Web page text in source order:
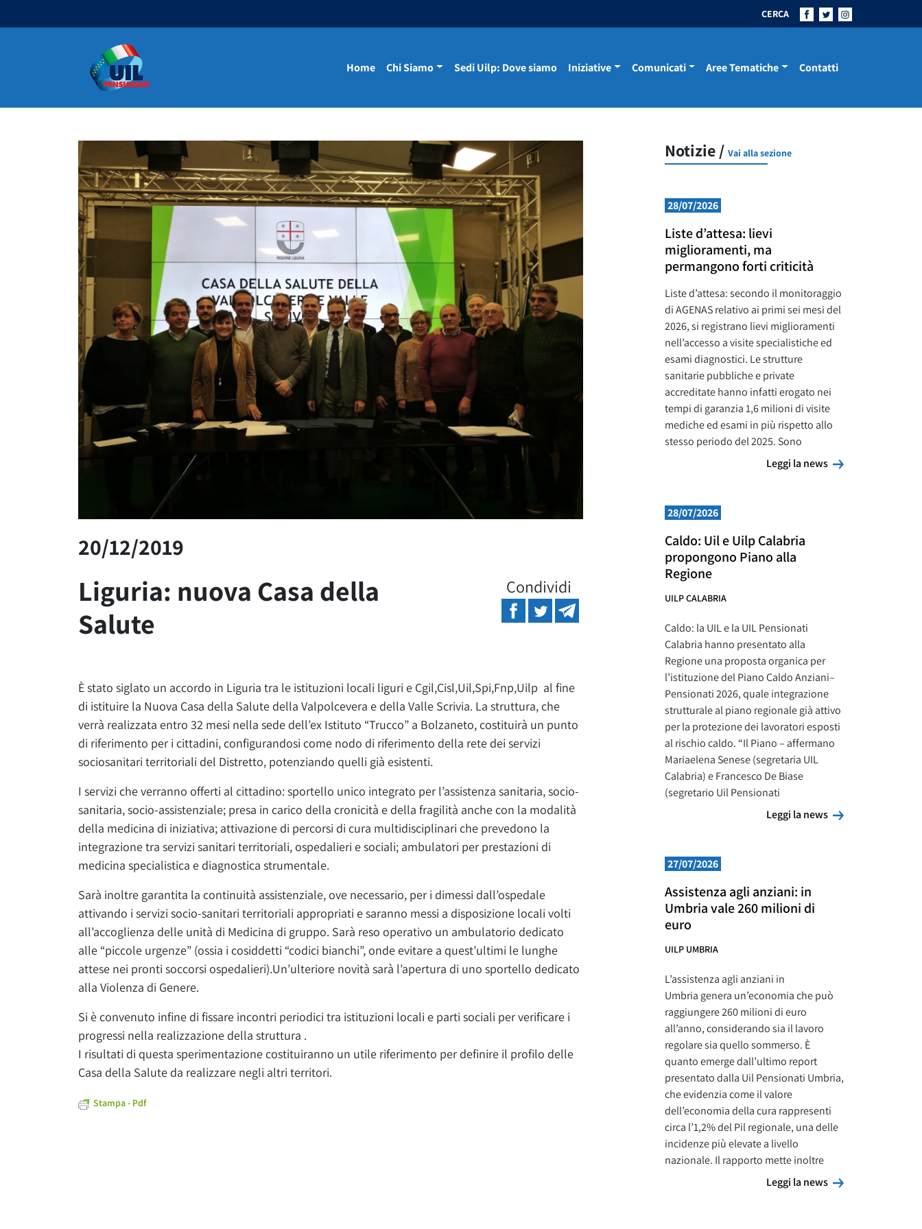
CERCA
Navigazione principale Home Chi Siamo Sedi Uilp: Dove siamo Iniziative Comunicati Aree Tematiche Contatti
20/12/2019
Liguria: nuova Casa della
Salute
Condividi
È stato siglato un accordo in Liguria tra le istituzioni locali liguri e Cgil,Cisl,Uil,Spi,Fnp,Uilp al fine
di istituire la Nuova Casa della Salute della Valpolcevera e della Valle Scrivia. La struttura, che
verrà realizzata entro 32 mesi nella sede dell’ex Istituto “Trucco” a Bolzaneto, costituirà un punto
di riferimento per i cittadini, configurandosi come nodo di riferimento della rete dei servizi
sociosanitari territoriali del Distretto, potenziando quelli già esistenti.
I servizi che verranno offerti al cittadino: sportello unico integrato per l’assistenza sanitaria, socio-
sanitaria, socio-assistenziale; presa in carico della cronicità e della fragilità anche con la modalità
della medicina di iniziativa; attivazione di percorsi di cura multidisciplinari che prevedono la
integrazione tra servizi sanitari territoriali, ospedalieri e sociali; ambulatori per prestazioni di
medicina specialistica e diagnostica strumentale.
Sarà inoltre garantita la continuità assistenziale, ove necessario, per i dimessi dall’ospedale
attivando i servizi socio-sanitari territoriali appropriati e saranno messi a disposizione locali volti
all’accoglienza delle unità di Medicina di gruppo. Sarà reso operativo un ambulatorio dedicato
alle “piccole urgenze” (ossia i cosiddetti “codici bianchi”, onde evitare a quest’ultimi le lunghe
attese nei pronti soccorsi ospedalieri).Un’ulteriore novità sarà l’apertura di uno sportello dedicato
alla Violenza di Genere.
Si è convenuto infine di fissare incontri periodici tra istituzioni locali e parti sociali per verificare i
progressi nella realizzazione della struttura .
I risultati di questa sperimentazione costituiranno un utile riferimento per definire il profilo delle
Casa della Salute da realizzare negli altri territori.
Stampa - Pdf
Notizie / Vai alla sezione
28/07/2026
Liste d’attesa: lievi
miglioramenti, ma
permangono forti criticità
Liste d’attesa: secondo il monitoraggio
di AGENAS relativo ai primi sei mesi del
2026, si registrano lievi miglioramenti
nell’accesso a visite specialistiche ed
esami diagnostici. Le strutture
sanitarie pubbliche e private
accreditate hanno infatti erogato nei
tempi di garanzia 1,6 milioni di visite
mediche ed esami in più rispetto allo
stesso periodo del 2025. Sono
Leggi la news
Leggi la news
28/07/2026
Caldo: Uil e Uilp Calabria
propongono Piano alla
Regione
UILP CALABRIA
Caldo: la UIL e la UIL Pensionati
Calabria hanno presentato alla
Regione una proposta organica per
l’istituzione del Piano Caldo Anziani–
Pensionati 2026, quale integrazione
strutturale al piano regionale già attivo
per la protezione dei lavoratori esposti
al rischio caldo. “Il Piano – affermano
Mariaelena Senese (segretaria UIL
Calabria) e Francesco De Biase
(segretario Uil Pensionati
Leggi la news
Leggi la news
27/07/2026
Assistenza agli anziani: in
Umbria vale 260 milioni di
euro
UILP UMBRIA
L’assistenza agli anziani in
Umbria genera un’economia che può
raggiungere 260 milioni di euro
all’anno, considerando sia il lavoro
regolare sia quello sommerso. È
quanto emerge dall’ultimo report
presentato dalla Uil Pensionati Umbria,
che evidenzia come il valore
dell’economia della cura rappresenti
circa l’1,2% del Pil regionale, una delle
incidenze più elevate a livello
nazionale. Il rapporto mette inoltre
Leggi la news
Leggi la news